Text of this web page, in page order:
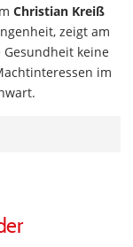
Christian Kreiß
zeigt am
keine
im